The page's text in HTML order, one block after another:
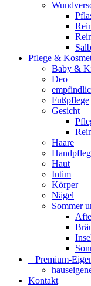
Pflege &
Baby &
Deo
Fußpflege
Gesicht
Haare
Haut
Intim
Körper
Nägel
Sommer
⠀​Premium-
Kontakt